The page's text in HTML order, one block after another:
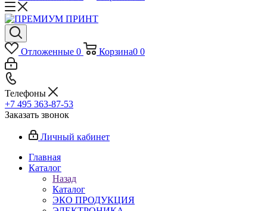
Отложенные 0 Корзина0 0
Телефоны
+7 495 363-87-53
Заказать звонок
Личный кабинет
Главная
Каталог
Назад
Каталог
ЭКО ПРОДУКЦИЯ